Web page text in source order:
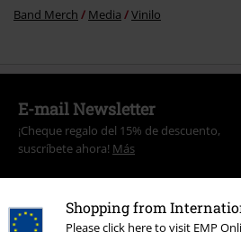
Shopping from
Please click here to visit EMP
Band Merch Media Vinilo
E-mail Newsletter
¡Cheque regalo del 15% de descuento,
suscríbete ahora! Más